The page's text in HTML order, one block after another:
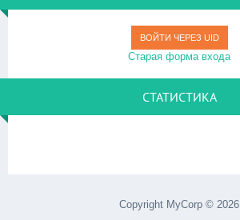
ВОЙТИ ЧЕРЕЗ UID
Старая форма входа
СТАТИСТИКА
Copyright MyCorp © 2026